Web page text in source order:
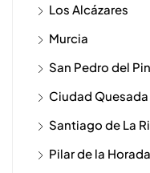
Los Alcázares
Murcia
San Pedro del
Ciudad Quesada
Santiago de La
Pilar de la